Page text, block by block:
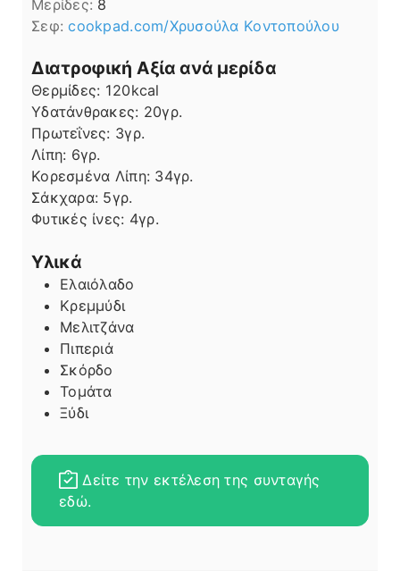
Μερίδες: 8
Σεφ:cookpad.com/Χρυσούλα Κοντοπούλου
Διατροφική Αξία ανά μερίδα
Θερμίδες: 120kcal
Υδατάνθρακες: 20γρ.
Πρωτεΐνες: 3γρ.
Λίπη
Λίπη: 6γρ.
Κορεσμένα Λίπη: 34γρ.
Σάκχαρα: 5γρ.
Φυτικές ίνες: 4γρ.
Υλικά
Ελαιόλαδο
Κρεμμύδι
Μελιτζάνα
Πιπεριά
Σκόρδο
Τομάτα
Ξύδι
Δείτε την εκτέλεση της συνταγής
εδώ.